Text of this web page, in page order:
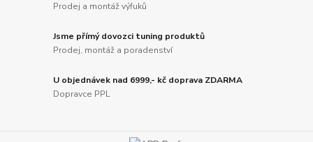
Prodej a montáž výfuků
Jsme přímý dovozci tuning produktů
Prodej, montáž a poradenství
U objednávek nad 6999,- kč doprava ZDARMA
Dopravce PPL